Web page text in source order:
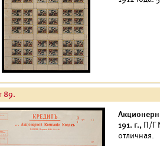
89.
191. г., П/Г
отличная.